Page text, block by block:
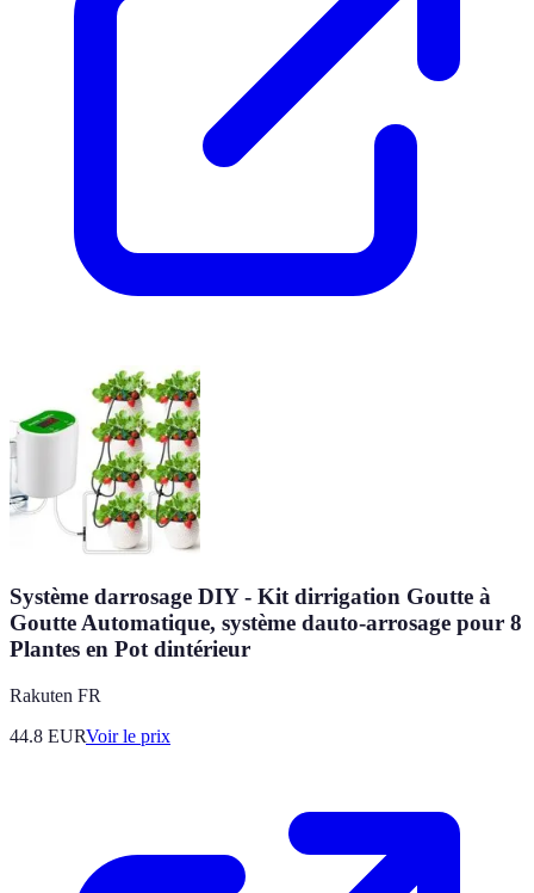
Système darrosage DIY - Kit dirrigation Goutte à
Goutte Automatique, système dauto-arrosage pour 8
Plantes en Pot dintérieur
Rakuten FR
44.8 EURVoir le prix